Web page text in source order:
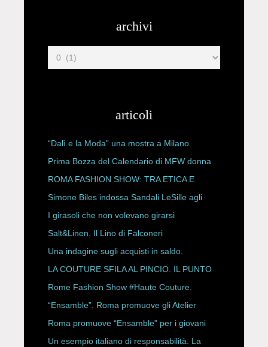
archivi
articoli
“Dalì e la Moda” una mostra a Milano
Prima Bozza del Calendario di MFW donna
P/E 2027
ROMA FASHION SHOW: TRA ETICA E
HAUTE COUTURE
Simone Biles indossa Sandali LeSille agli
ESPY Awards 2026
I girasoli che non volevano girarsi
Salt&Linen. Il Lino di Falconeri
Una indagine sugli acquisti in saldo.
LA COUTURE SFILA AL PINCIO. IL PUNTO
CON ALESSANDRO ONORATO E
ROBERTA ANGELILLI
Rome Fashion Show #Haute Couture.
“Ensamble”. Roma promuove gli Atelier
Storici
Roma promuove “Ensamble” per i giovani
Un esempio italiano di responsabilità. La